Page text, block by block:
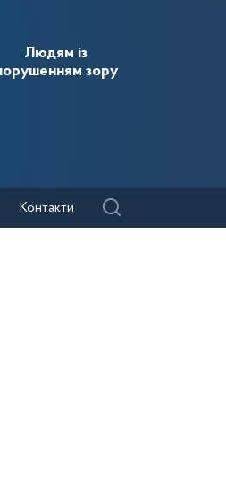
Людям із
зору
Контакти